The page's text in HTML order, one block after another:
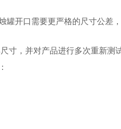
开口需要更严格的尺寸公差
寸，并对产品进行多次重新测